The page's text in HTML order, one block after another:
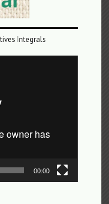
Integrals
00:00